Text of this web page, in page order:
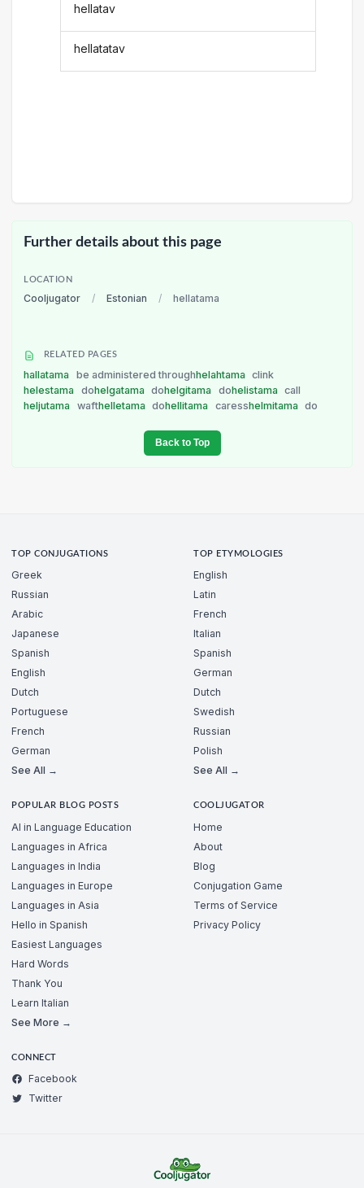
hellatav
hellatatav
Further details about this page
LOCATION
Cooljugator / Estonian / hellatama
RELATED PAGES
hallatama be administered throughhelahtama
clink
helestama
dohelgatama dohelgitama dohelistama
call
heljutama
wafthelletama dohellitama caresshelmitama do
Back to Top
TOP CONJUGATIONS
Greek
Russian
Arabic
Japanese
Spanish
English
Dutch
Portuguese
French
German
See All →
TOP ETYMOLOGIES
English
Latin
French
Italian
Spanish
German
Dutch
Swedish
Russian
Polish
See All →
POPULAR BLOG POSTS
AI in Language Education
Languages in Africa
Languages in India
Languages in Europe
Languages in Asia
Hello in Spanish
Easiest Languages
Hard Words
Thank You
Learn Italian
See More →
COOLJUGATOR
Home
About
Blog
Conjugation Game
Terms of Service
Privacy Policy
CONNECT
Facebook
Twitter